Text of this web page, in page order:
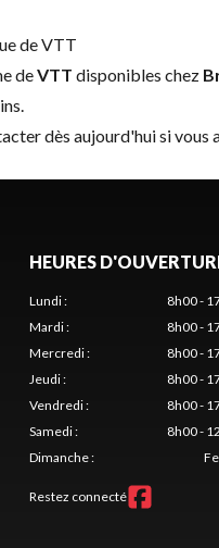
de VTT
deVTT disponibles chez
dès aujourd'hui si vous
HEURES
Lundi:
8h00 -
Mardi:
8h00 -
Mercredi:
8h00 -
Jeudi:
8h00 -
Vendredi:
8h00 -
Samedi:
8h00 -
Dimanche:
Restez connecté